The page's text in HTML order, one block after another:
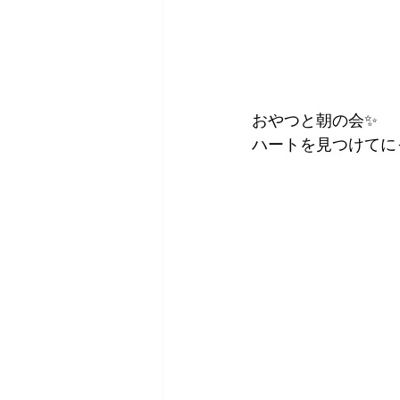
おやつと朝の会✨
ハートを見つけて